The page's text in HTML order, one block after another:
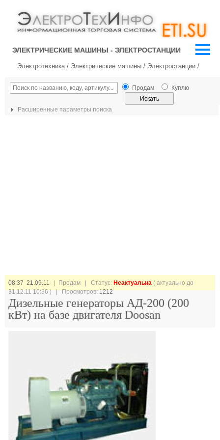
ЭЛЕКТРИЧЕСКИЕ МАШИНЫ - ЭЛЕКТРОСТАНЦИИ
Электротехника/ Электрические машины / Электростанции /
Продам Куплю
Расширенные параметры поиска
08:37 21.09.11 | Продам | Статус: Неактуальна ( актуально до
31.12.11 10:36 ) | Просмотров:1212
Дизельные генераторы АД-200 (200
кВт) на базе двигателя Doosan